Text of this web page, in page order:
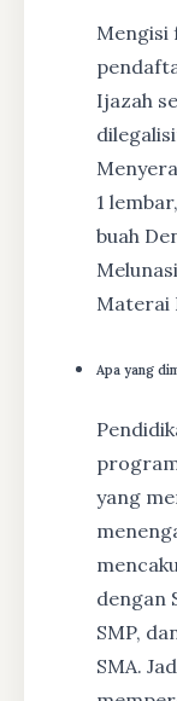
Ijazah
1
buah
Materai
Apa yang
yang
dengan
SMP,
SMA.